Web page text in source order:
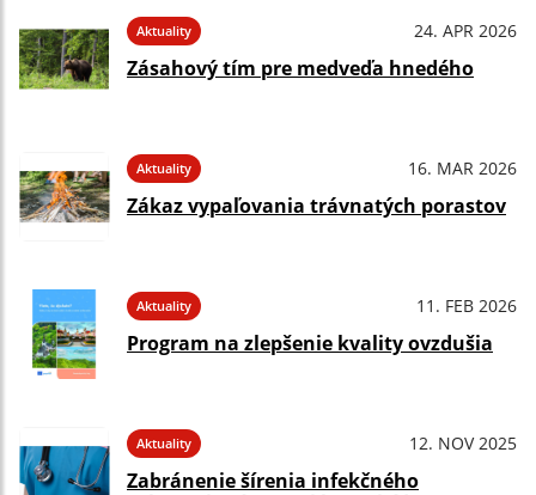
Aktuality 24. APR 2026
Zásahový tím pre medveďa hnedého
Aktuality 16. MAR 2026
Zákaz vypaľovania trávnatých porastov
Aktuality 11. FEB 2026
Program na zlepšenie kvality ovzdušia
Aktuality 12. NOV 2025
Zabránenie šírenia infekčného